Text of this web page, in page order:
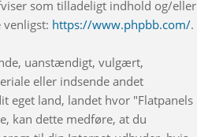
som tilladeligt indhold og/eller
https://www.phpbb.com/.
uanstændigt, vulgært,
eller indsende andet
eget land, landet hvor "Flatpanels
kan dette medføre, at du